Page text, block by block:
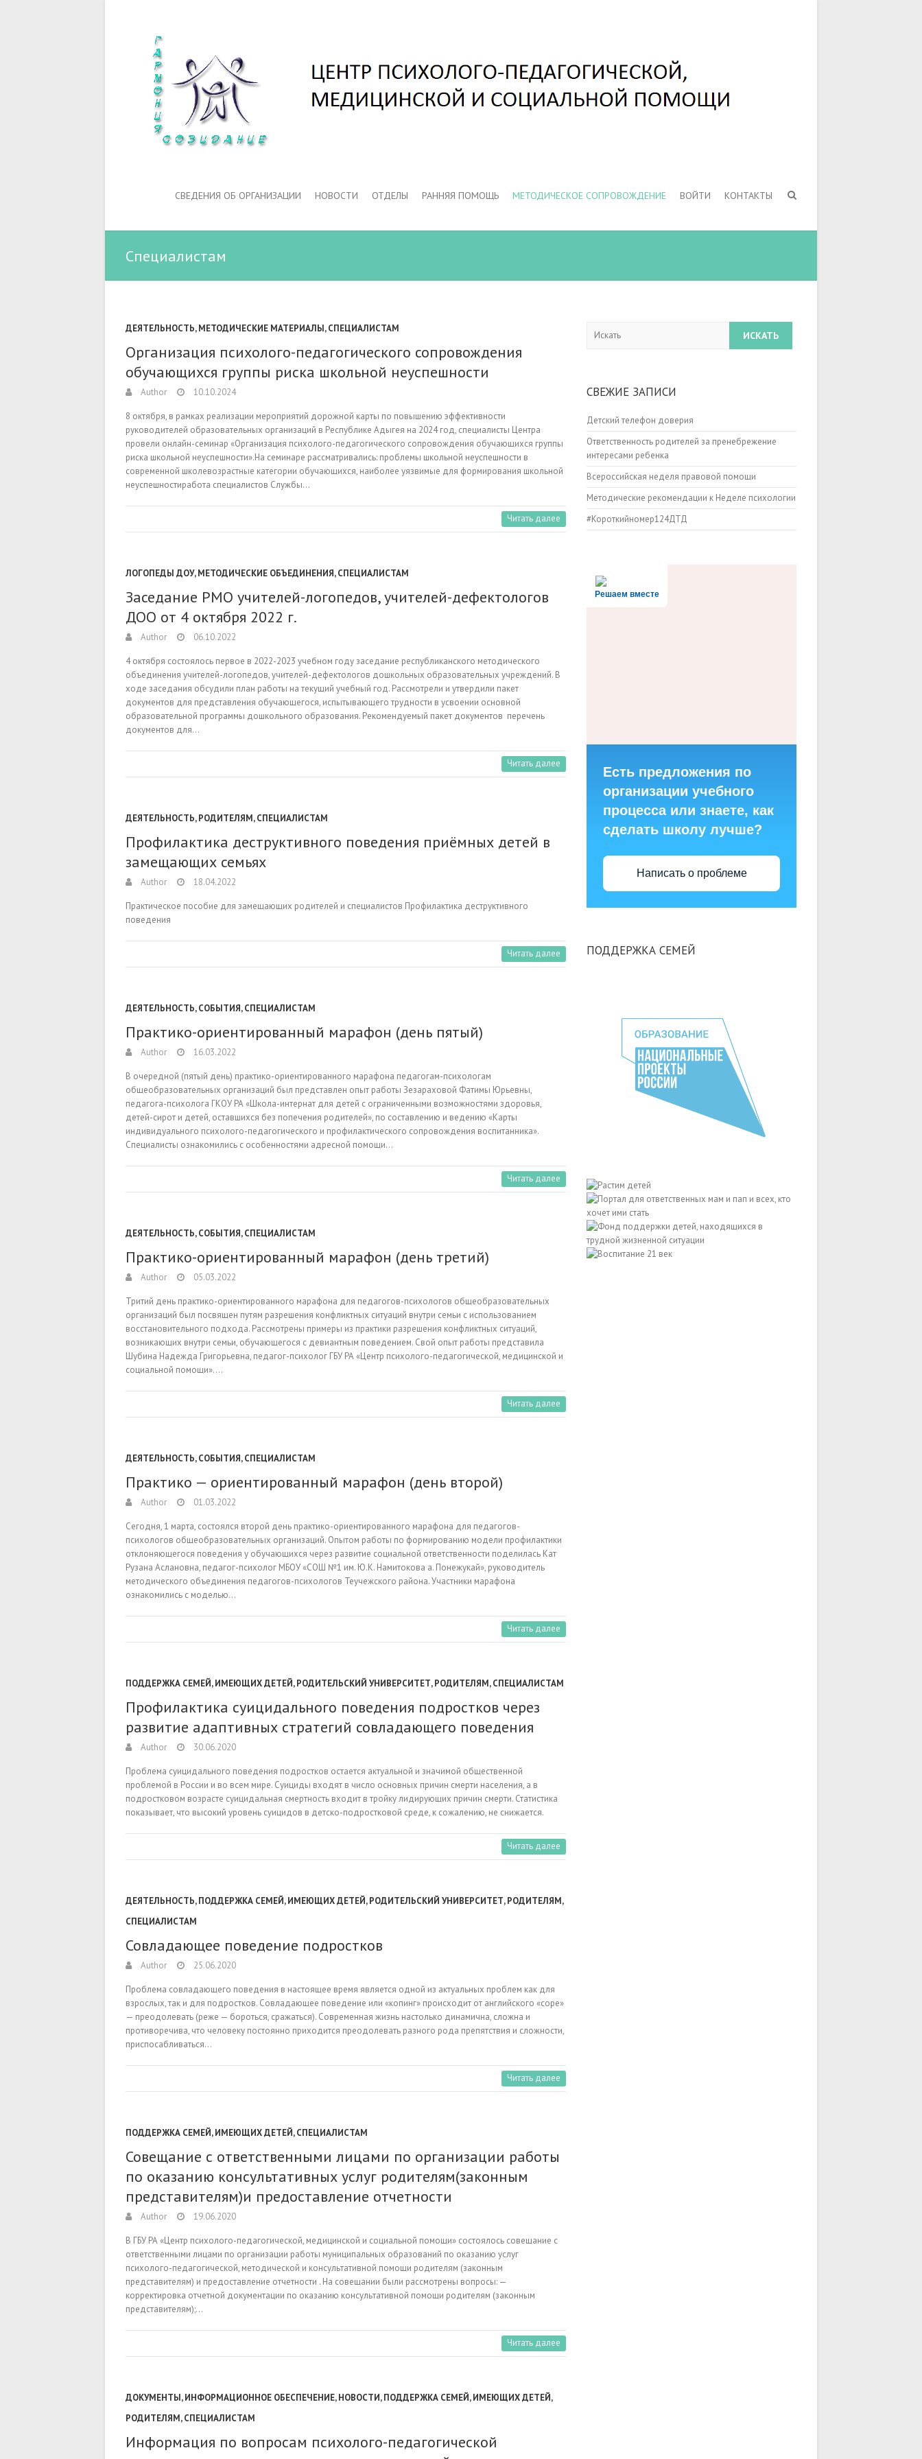
СВЕДЕНИЯ ОБ ОРГАНИЗАЦИИ НОВОСТИ ОТДЕЛЫ РАННЯЯ ПОМОЩЬ МЕТОДИЧЕСКОЕ СОПРОВОЖДЕНИЕ ВОЙТИ КОНТАКТЫ
Специалистам
ДЕЯТЕЛЬНОСТЬ,МЕТОДИЧЕСКИЕ МАТЕРИАЛЫ,СПЕЦИАЛИСТАМ
Организация психолого-педагогического сопровождения
обучающихся группы риска школьной неуспешности
Author 10.10.2024
8 октября, в рамках реализации мероприятий дорожной карты по повышению эффективности
руководителей образовательных организаций в Республике Адыгея на 2024 год, специалисты Центра
провели онлайн-семинар «Организация психолого-педагогического сопровождения обучающихся группы
риска школьной неуспешности».На семинаре рассматривались: проблемы школьной неуспешности в
современной школевозрастные категории обучающихся, наиболее уязвимые для формирования школьной
неуспешностиработа специалистов Службы…
Читать далее
ЛОГОПЕДЫ ДОУ,МЕТОДИЧЕСКИЕ ОБЪЕДИНЕНИЯ,СПЕЦИАЛИСТАМ
Заседание РМО учителей-логопедов, учителей-дефектологов
ДОО от 4 октября 2022 г.
Author 06.10.2022
4 октября состоялось первое в 2022-2023 учебном году заседание республиканского методического
объединения учителей-логопедов, учителей-дефектологов дошкольных образовательных учреждений. В
ходе заседания обсудили план работы на текущий учебный год. Рассмотрели и утвердили пакет
документов для представления обучающегося, испытывающего трудности в усвоении основной
образовательной программы дошкольного образования. Рекомендуемый пакет документов перечень
документов для…
Читать далее
ДЕЯТЕЛЬНОСТЬ,РОДИТЕЛЯМ,СПЕЦИАЛИСТАМ
Профилактика деструктивного поведения приёмных детей в
замещающих семьях
Author 18.04.2022
Практическое пособие для замещающих родителей и специалистов Профилактика деструктивного
поведения
Читать далее
ДЕЯТЕЛЬНОСТЬ,СОБЫТИЯ,СПЕЦИАЛИСТАМ
Практико-ориентированный марафон (день пятый)
Author 16.03.2022
В очередной (пятый день) практико-ориентированного марафона педагогам-психологам
общеобразовательных организаций был представлен опыт работы Зезараховой Фатимы Юрьевны,
педагога-психолога ГКОУ РА «Школа-интернат для детей с ограниченными возможностями здоровья,
детей-сирот и детей, оставшихся без попечения родителей», по составлению и ведению «Карты
индивидуального психолого-педагогического и профилактического сопровождения воспитанника».
Специалисты ознакомились с особенностями адресной помощи…
Читать далее
ДЕЯТЕЛЬНОСТЬ,СОБЫТИЯ,СПЕЦИАЛИСТАМ
Практико-ориентированный марафон (день третий)
Author 05.03.2022
Тритий день практико-ориентированного марафона для педагогов-психологов общеобразовательных
организаций был посвящен путям разрешения конфликтных ситуаций внутри семьи с использованием
восстановительного подхода. Рассмотрены примеры из практики разрешения конфликтных ситуаций,
возникающих внутри семьи, обучающегося с девиантным поведением. Свой опыт работы представила
Шубина Надежда Григорьевна, педагог-психолог ГБУ РА «Центр психолого-педагогической, медицинской и
социальной помощи».…
Читать далее
ДЕЯТЕЛЬНОСТЬ,СОБЫТИЯ,СПЕЦИАЛИСТАМ
Практико — ориентированный марафон (день второй)
Author 01.03.2022
Сегодня, 1 марта, состоялся второй день практико-ориентированного марафона для педагогов-
психологов общеобразовательных организаций. Опытом работы по формированию модели профилактики
отклоняющегося поведения у обучающихся через развитие социальной ответственности поделилась Кат
Рузана Аслановна, педагог-психолог МБОУ «СОШ №1 им. Ю.К. Намитокова а. Понежукай», руководитель
методического объединения педагогов-психологов Теучежского района. Участники марафона
ознакомились с моделью…
Читать далее
ПОДДЕРЖКА СЕМЕЙ, ИМЕЮЩИХ ДЕТЕЙ,РОДИТЕЛЬСКИЙ УНИВЕРСИТЕТ,РОДИТЕЛЯМ,СПЕЦИАЛИСТАМ
Профилактика суицидального поведения подростков через
развитие адаптивных стратегий совладающего поведения
Author 30.06.2020
Проблема суицидального поведения подростков остается актуальной и значимой общественной
проблемой в России и во всем мире. Суициды входят в число основных причин смерти населения, а в
подростковом возрасте суицидальная смертность входит в тройку лидирующих причин смерти. Статистика
показывает, что высокий уровень суицидов в детско-подростковой среде, к сожалению, не снижается.
Читать далее
ДЕЯТЕЛЬНОСТЬ,ПОДДЕРЖКА СЕМЕЙ, ИМЕЮЩИХ ДЕТЕЙ,РОДИТЕЛЬСКИЙ УНИВЕРСИТЕТ,РОДИТЕЛЯМ,
СПЕЦИАЛИСТАМ
Совладающее поведение подростков
Author 25.06.2020
Проблема совладающего поведения в настоящее время является одной из актуальных проблем как для
взрослых, так и для подростков. Совладающее поведение или «копинг» происходит от английского «cope»
— преодолевать (реже — бороться, сражаться). Современная жизнь настолько динамична, сложна и
противоречива, что человеку постоянно приходится преодолевать разного рода препятствия и сложности,
приспосабливаться…
Читать далее
ПОДДЕРЖКА СЕМЕЙ, ИМЕЮЩИХ ДЕТЕЙ,СПЕЦИАЛИСТАМ
Совещание с ответственными лицами по организации работы
по оказанию консультативных услуг родителям(законным
представителям)и предоставление отчетности
Author 19.06.2020
В ГБУ РА «Центр психолого-педагогической, медицинской и социальной помощи» состоялось совещание с
ответственными лицами по организации работы муниципальных образований по оказанию услуг
психолого-педагогической, методической и консультативной помощи родителям (законным
представителям) и предоставление отчетности . На совещании были рассмотрены вопросы: —
корректировка отчетной документации по оказанию консультативной помощи родителям (законным
представителям);…
Читать далее
ДОКУМЕНТЫ,ИНФОРМАЦИОННОЕ ОБЕСПЕЧЕНИЕ,НОВОСТИ,ПОДДЕРЖКА СЕМЕЙ, ИМЕЮЩИХ ДЕТЕЙ,
РОДИТЕЛЯМ,СПЕЦИАЛИСТАМ
Информация по вопросам психолого-педагогической
СВЕЖИЕ ЗАПИСИ
Детский телефон доверия
Ответственность родителей за пренебрежение
интересами ребенка
Всероссийская неделя правовой помощи
Методические рекомендации к Неделе психологии
#Короткийномер124ДТД
Решаем вместе
Есть предложения по
организации учебного
процесса или знаете, как
сделать школу лучше?
Написать о проблеме
ПОДДЕРЖКА СЕМЕЙ